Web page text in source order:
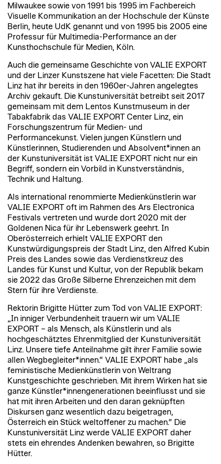
Milwaukee sowie von 1991 bis 1995 im Fachbereich
Visuelle Kommunikation an der Hochschule der Künste
Berlin, heute UdK genannt und von 1995 bis 2005 eine
Professur für Multimedia-Performance an der
Kunsthochschule für Medien, Köln.
Auch die gemeinsame Geschichte von VALIE EXPORT
und der Linzer Kunstszene hat viele Facetten: Die Stadt
Linz hat ihr bereits in den 1960er-Jahren angelegtes
Archiv gekauft. Die Kunstuniversität betreibt seit 2017
gemeinsam mit dem Lentos Kunstmuseum in der
Tabakfabrik das VALIE EXPORT Center Linz, ein
Forschungszentrum für Medien- und
Performancekunst. Vielen jungen Künstlern und
Künstlerinnen, Studierenden und Absolvent*innen an
der Kunstuniversität ist VALIE EXPORT nicht nur ein
Begriff, sondern ein Vorbild in Kunstverständnis,
Technik und Haltung.
Als international renommierte Medienkünstlerin war
VALIE EXPORT oft im Rahmen des Ars Electronica
Festivals vertreten und wurde dort 2020 mit der
Goldenen Nica für ihr Lebenswerk geehrt. In
Oberösterreich erhielt VALIE EXPORT den
Kunstwürdigungspreis der Stadt Linz, den Alfred Kubin
Preis des Landes sowie das Verdienstkreuz des
Landes für Kunst und Kultur, von der Republik bekam
sie 2022 das Große Silberne Ehrenzeichen mit dem
Stern für ihre Verdienste.
Rektorin Brigitte Hütter zum Tod von VALIE EXPORT:
„In inniger Verbundenheit trauern wir um VALIE
EXPORT – als Mensch, als Künstlerin und als
hochgeschätztes Ehrenmitglied der Kunstuniversität
Linz. Unsere tiefe Anteilnahme gilt ihrer Familie sowie
allen Wegbegleiter*innen.“ VALIE EXPORT habe „als
feministische Medienkünstlerin von Weltrang
Kunstgeschichte geschrieben. Mit ihrem Wirken hat sie
ganze Künstler*innengenerationen beeinflusst und sie
hat mit ihren Arbeiten und den daran geknüpften
Diskursen ganz wesentlich dazu beigetragen,
Österreich ein Stück weltoffener zu machen.“ Die
Kunstuniversität Linz werde VALIE EXPORT daher
stets ein ehrendes Andenken bewahren, so Brigitte
Hütter.